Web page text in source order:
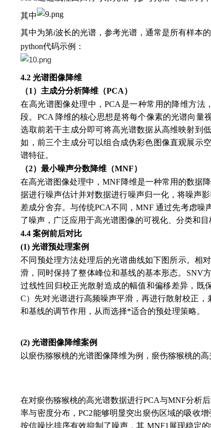
其中
其中为第i波长的光谱，参考光谱，通常是所有样本
python代码示例：
4.2 光谱图像降维
（1）主成分分析降维（PCA）
在高光谱图像处理中，PCA是一种常用的降维方
段。PCA 降维的核心思想是将每个像素的光谱向量
选取前若干主成分即可将高光谱数据从高维映射到
如，前三个主成分可以组合成伪彩色图像直观展示
谱特征。
（2）最小噪声分数降维（MNF）
在高光谱图像处理中，MNF降维是一种常用的数据
据进行噪声估计并对数据进行噪声归一化，将噪声
差成分舍弃。与传统PCA不同，MNF 通过先考虑
了噪声，广泛应用于高光谱图像的可视化、分类和
4.4 案例前后对比
(1) 光谱预处理案例
不同预处理方法处理后的光谱曲线如下图所示。相
滑，同时保持了整体峰位和基线的基本形态。SNV
过线性回归校正光散射造成的幅值和偏移差异，既
C）先对光谱进行高频噪声平滑，再进行散射校正
和基线的调节作用，从而选择*适合的预处理策略。
(2) 光谱图像降维案例
以瘀伤猕猴桃的光谱图像降维为例，瘀伤猕猴桃的
在对瘀伤猕猴桃的高光谱数据进行PCA与MNF分析
率与密度分布，PC2能够明显突出瘀伤区域的吸收
按信噪比排序有效抑制了噪声，其 MNF1展现稳定